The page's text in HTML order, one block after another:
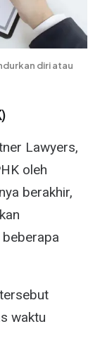
diri atau
Lawyers,
oleh
berakhir,
waktu